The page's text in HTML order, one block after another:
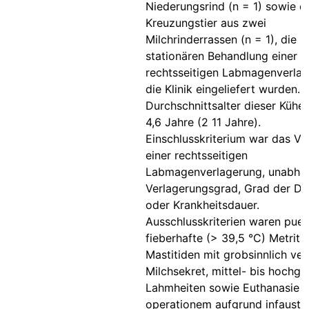
Niederungsrind (n = 1) sowie
Kreuzungstier aus zwei
Milchrinderrassen (n = 1), die
stationären Behandlung einer
rechtsseitigen
die Klinik eingeliefert wurden.
Durchschnittsalter dieser Kühe
4,6 Jahre (2 11 Jahre).
Einschlusskriterium war das
einer rechtsseitigen
Labmagenverlagerung,
Verlagerungsgrad, Grad der
oder Krankheitsdauer.
Ausschlusskriterien waren
fieberhafte (> 39,5 °C)
Mastitiden mit grobsinnlich
Milchsekret, mittel- bis
Lahmheiten sowie Euthanasie
operationem aufgrund